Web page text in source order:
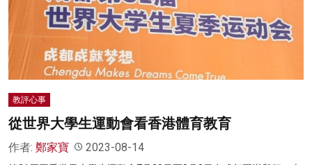
教評心事
從世界大學生運動會看香港體育教育
作者: 鄭家寶 2023-08-14